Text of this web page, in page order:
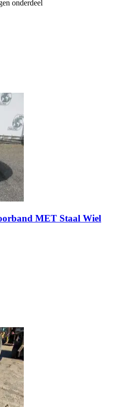
onderdeel
MET Staal Wiel